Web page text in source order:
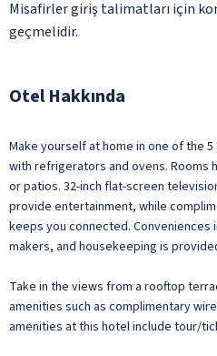
Misafirler giriş talimatları için
geçmelidir.
Otel Hakkında
Make yourself at home in one of the
with refrigerators and ovens. Rooms
or patios. 32-inch flat-screen
provide entertainment, while
keeps you connected.
makers, and housekeeping is
Take in the views from a rooftop
amenities such as complimentary
amenities at this hotel include tour/